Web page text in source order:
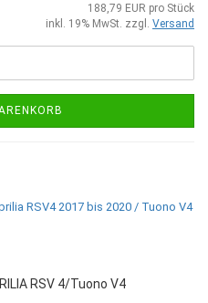
188,79 EUR pro Stück
inkl. 19% MwSt. zzgl. Versand
RSV 4/Tuono V4